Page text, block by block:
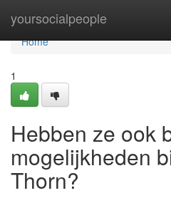
yoursocialpeople
Home
Home
1
Hebben ze ook
mogelijkheden
Thorn?